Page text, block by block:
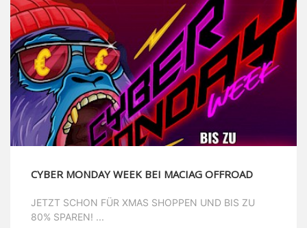
CYBER MONDAY WEEK BEI MACIAG OFFROAD
JETZT SCHON FÜR XMAS SHOPPEN UND BIS ZU
80% SPAREN! ...